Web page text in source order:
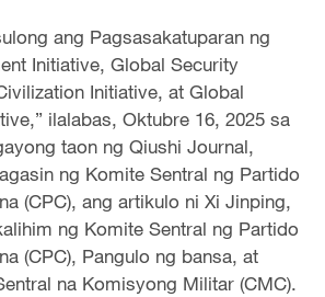
ang Pagsasakatuparan ng
Initiative, Global Security
Initiative, at Global
ilalabas, Oktubre 16, 2025 sa
taon ng Qiushi Journal,
ng Komite Sentral ng Partido
(CPC), ang artikulo ni Xi Jinping,
ng Komite Sentral ng Partido
(CPC), Pangulo ng bansa, at
na Komisyong Militar (CMC).